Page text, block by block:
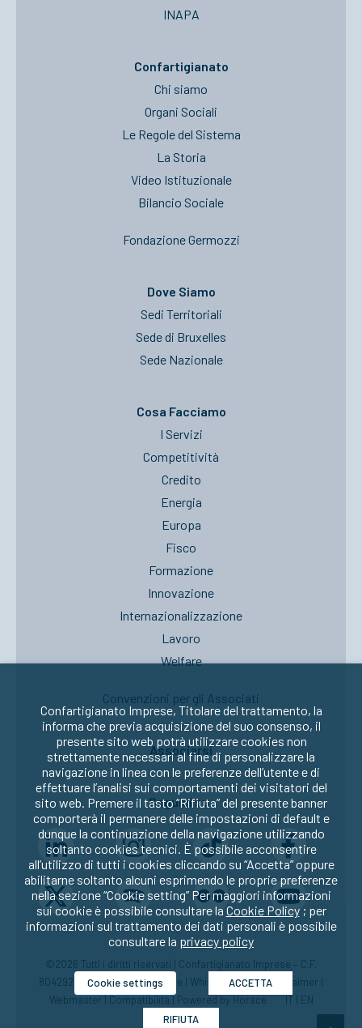
INAPA
Confartigianato
Chi siamo
Organi Sociali
Le Regole del Sistema
La Storia
Video Istituzionale
Bilancio Sociale
Fondazione Germozzi
Dove Siamo
Sedi Territoriali
Sede di Bruxelles
Sede Nazionale
Cosa Facciamo
I Servizi
Competitività
Credito
Energia
Europa
Fisco
Formazione
Innovazione
Internazionalizzazione
Lavoro
Welfare
Convenzioni per gli Associati
Associarsi
Seguici su:
©2026 Tutti i diritti riservati | Confartigianato Imprese – C.F.
80429270582 |Privacy|Cookie Whistleblowing|Disclaimer
Webmaster|Compatibilità| Powered by Horace IT EN
Confartigianato Imprese, Titolare del trattamento, la
informa che previa acquisizione del suo consenso, il
presente sito web potrà utilizzare cookies non
strettamente necessari al fine di personalizzare la
navigazione in linea con le preferenze dell’utente e di
effettuare l’analisi sui comportamenti dei visitatori del
sito web. Premere il tasto “Rifiuta” del presente banner
comporterà il permanere delle impostazioni di default e
dunque la continuazione della navigazione utilizzando
soltanto cookies tecnici. È possibile acconsentire
all’utilizzo di tutti i cookies cliccando su “Accetta” oppure
abilitarne soltanto alcuni esprimendo le proprie preferenze
nella sezione “Cookie setting” Per maggiori informazioni
sui cookie è possibile consultare la Cookie Policy; per
informazioni sul trattamento dei dati personali è possibile
consultare la privacy policy
Cookie settings ACCETTA
RIFIUTA